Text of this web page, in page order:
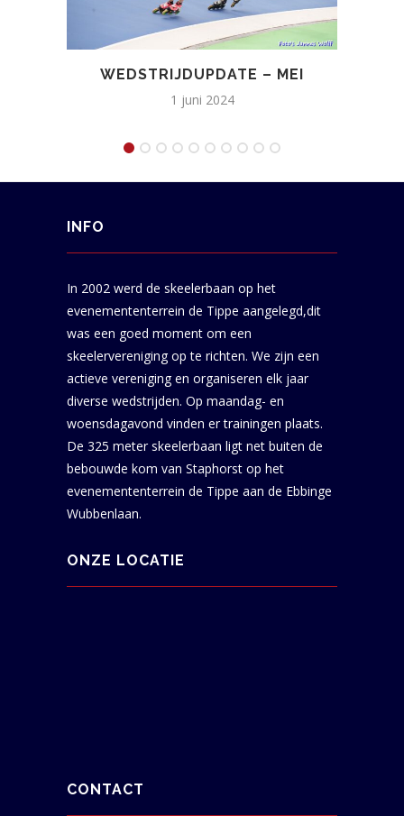
WEDSTRIJDUPDATE – MEI
1 juni 2024
INFO
In 2002 werd de skeelerbaan op het
evenemententerrein de Tippe aangelegd,dit
was een goed moment om een
skeelervereniging op te richten. We zijn een
actieve vereniging en organiseren elk jaar
diverse wedstrijden. Op maandag- en
woensdagavond vinden er trainingen plaats.
De 325 meter skeelerbaan ligt net buiten de
bebouwde kom van Staphorst op het
evenemententerrein de Tippe aan de Ebbinge
Wubbenlaan.
ONZE LOCATIE
CONTACT